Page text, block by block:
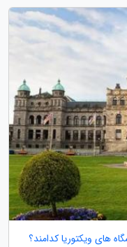
های ویکتوریا کدامند؟